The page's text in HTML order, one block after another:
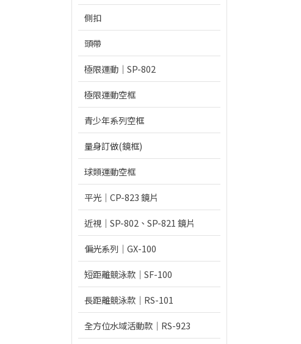
側扣
頭帶
極限運動｜SP-802
極限運動空框
青少年系列空框
量身訂做(鏡框)
球類運動空框
平光｜CP-823 鏡片
近視｜SP-802、SP-821 鏡片
偏光系列｜GX-100
短距離競泳款｜SF-100
長距離競泳款｜RS-101
全方位水域活動款｜RS-923